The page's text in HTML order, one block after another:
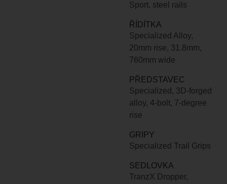
Sport, steel rails
ŘÍDÍTKA
Specialized Alloy,
20mm rise, 31.8mm,
760mm wide
PŘEDSTAVEC
Specialized, 3D-forged
alloy, 4-bolt, 7-degree
rise
GRIPY
Specialized Trail Grips
SEDLOVKA
TranzX Dropper,